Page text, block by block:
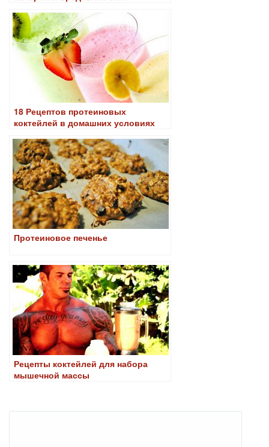
18 Рецептов протеиновых
коктейлей в домашних условиях
Протеиновое печенье
Рецепты коктейлей для набора
мышечной массы